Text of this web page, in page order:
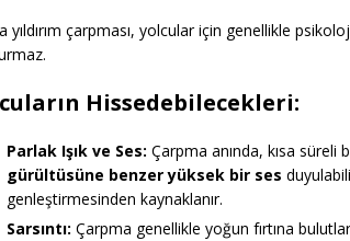
yıldırım çarpması, yolcular için genellikle
Hissedebilecekleri:
Parlak Işık ve Ses: Çarpma anında, kısa süreli
gürültüsüne benzer yüksek bir ses
genleştirmesinden kaynaklanır.
Sarsıntı: Çarpma genellikle yoğun fırtına